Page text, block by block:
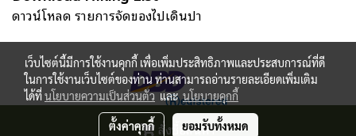
สั่งซื้อสินค้า
ดาวน์โหลด รายการจัดของไปเดินป่า
เว็บไซต์นี้มีการใช้งานคุกกี้ เพื่อเพิ่มประสิทธิภาพและประสบการณ์ที่ดี
ในการใช้งานเว็บไซต์ของท่าน ท่านสามารถอ่านรายละเอียดเพิ่มเติม
ได้ที่นโยบายความเป็นส่วนตัวและ นโยบายคุกกี้
ตั้งค่าคุกกี้ ยอมรับทั้งหมด